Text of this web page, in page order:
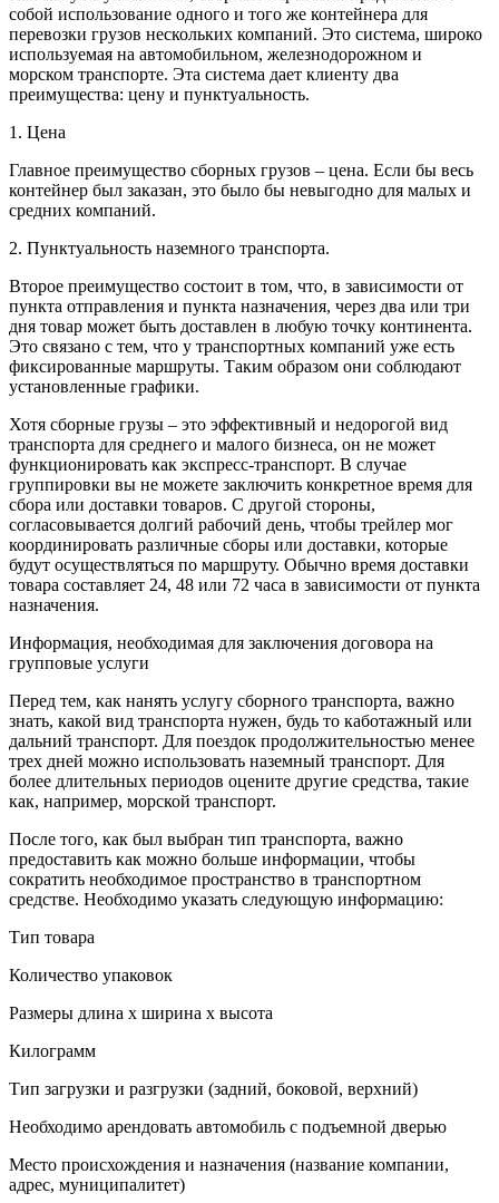
собой использование одного и того же контейнера для
перевозки грузов нескольких компаний. Это система, широко
используемая на автомобильном, железнодорожном и
морском транспорте. Эта система дает клиенту два
преимущества: цену и пунктуальность.
1. Цена
Главное преимущество сборных грузов – цена. Если бы весь
контейнер был заказан, это было бы невыгодно для малых и
средних компаний.
2. Пунктуальность наземного транспорта.
Второе преимущество состоит в том, что, в зависимости от
пункта отправления и пункта назначения, через два или три
дня товар может быть доставлен в любую точку континента.
Это связано с тем, что у транспортных компаний уже есть
фиксированные маршруты. Таким образом они соблюдают
установленные графики.
Хотя сборные грузы – это эффективный и недорогой вид
транспорта для среднего и малого бизнеса, он не может
функционировать как экспресс-транспорт. В случае
группировки вы не можете заключить конкретное время для
сбора или доставки товаров. С другой стороны,
согласовывается долгий рабочий день, чтобы трейлер мог
координировать различные сборы или доставки, которые
будут осуществляться по маршруту. Обычно время доставки
товара составляет 24, 48 или 72 часа в зависимости от пункта
назначения.
Информация, необходимая для заключения договора на
групповые услуги
Перед тем, как нанять услугу сборного транспорта, важно
знать, какой вид транспорта нужен, будь то каботажный или
дальний транспорт. Для поездок продолжительностью менее
трех дней можно использовать наземный транспорт. Для
более длительных периодов оцените другие средства, такие
как, например, морской транспорт.
После того, как был выбран тип транспорта, важно
предоставить как можно больше информации, чтобы
сократить необходимое пространство в транспортном
средстве. Необходимо указать следующую информацию:
Тип товара
Количество упаковок
Размеры длина x ширина x высота
Килограмм
Тип загрузки и разгрузки (задний, боковой, верхний)
Необходимо арендовать автомобиль с подъемной дверью
Место происхождения и назначения (название компании,
адрес, муниципалитет)